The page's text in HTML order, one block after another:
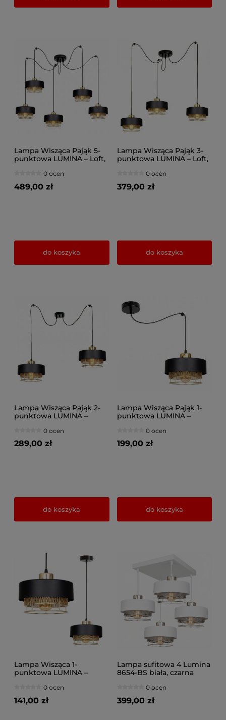
Lampa Wisząca Pająk 5-
punktowa LUMINA – Loft,
Kolorów) 8650
0 ocen
489,00 zł
do koszyka
Lampa Wisząca Pająk 3-
punktowa LUMINA – Loft,
Kolorów) 8653
0 ocen
379,00 zł
do koszyka
Lampa Wisząca Pająk 2-
punktowa LUMINA –
(Różne kolory) 8652
0 ocen
289,00 zł
do koszyka
Lampa Wisząca Pająk 1-
punktowa LUMINA –
(Różne kolory) 8651
0 ocen
199,00 zł
do koszyka
Lampa Wisząca 1-
punktowa LUMINA –
(Różne kolory) 8651/2
0 ocen
141,00 zł
Lampa sufitowa 4 Lumina
8654-BS biała, czarna
0 ocen
399,00 zł